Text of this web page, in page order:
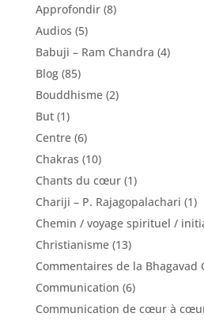
Approfondir(8)
Audios (5)
Babuji – Ram Chandra (4)
Blog(85)
Bouddhisme(2)
But(1)
Centre(6)
Chakras (10)
Chants du cœur(1)
Chariji – P. Rajagopalachari (1)
Chemin / voyage spirituel /
Christianisme(13)
Commentaires de la Bhagavad
Communication (6)
Communication de cœur à